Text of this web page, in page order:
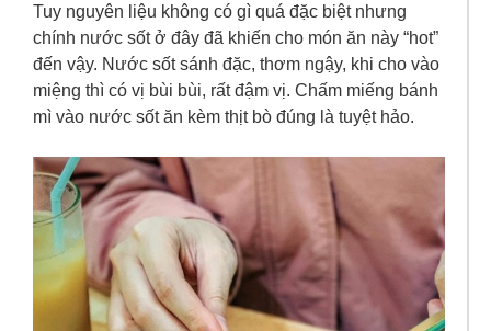
Tuy nguyên liệu không có gì quá đặc biệt nhưng
chính nước sốt ở đây đã khiến cho món ăn này “hot”
đến vậy. Nước sốt sánh đặc, thơm ngậy, khi cho vào
miệng thì có vị bùi bùi, rất đậm vị. Chấm miếng bánh
mì vào nước sốt ăn kèm thịt bò đúng là tuyệt hảo.